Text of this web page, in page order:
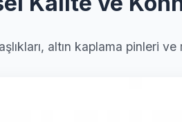
altın kaplama pinleri